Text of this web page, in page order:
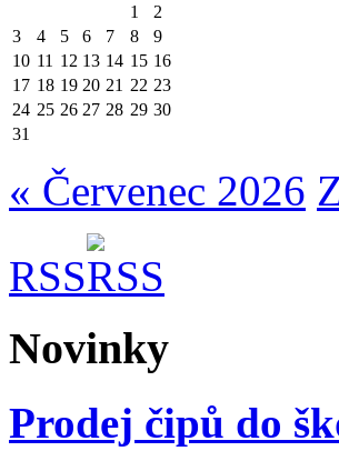
1
2
3
4 5 6 7 8
9
10 11 12 13 14 15 16
17 18 19 20 21 22 23
24 25 26 27 28 29 30
31
« Červenec 2026
RSS
Novinky
Prodej čipů do